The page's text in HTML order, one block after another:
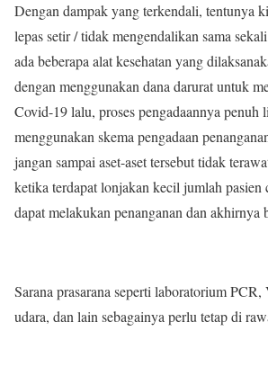
Dengan dampak yang terkendali, tentunya
lepas setir / tidak mengendalikan sama
ada beberapa alat kesehatan yang
dengan menggunakan dana darurat untuk
Covid-19 lalu, proses pengadaannya penuh
menggunakan skema pengadaan
jangan sampai aset-aset tersebut tidak
ketika terdapat lonjakan kecil jumlah
dapat melakukan penanganan dan akhirnya
Sarana prasarana seperti laboratorium
udara, dan lain sebagainya perlu tetap di